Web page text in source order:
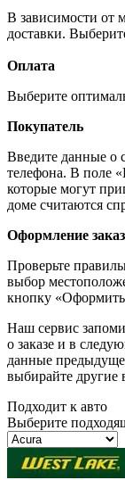
В зависимости от
доставки.
Оплата
Выберите
Покупатель
Введите данные о
телефона. В поле
которые могут
доме считаются
Оформление
Проверьте
выбор
кнопку «Оформить
Наш сервис
о заказе и в
данные
выбирайте другие
Подходит к авто
Выберите